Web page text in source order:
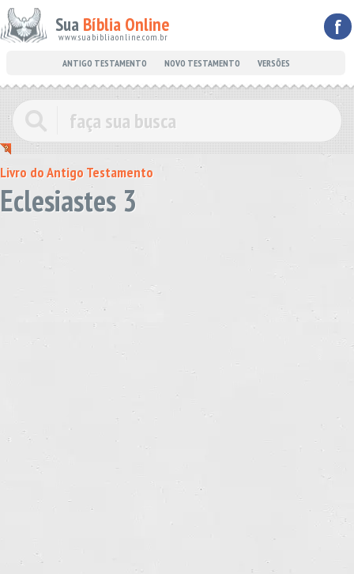
Sua Bíblia Online
www.suabibliaonline.com.br f
ANTIGO TESTAMENTO NOVO TESTAMENTO VERSÕES
Livro do Antigo Testamento
Eclesiastes 3